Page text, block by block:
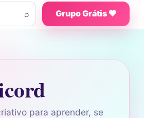
⌕ Grupo Grátis 💗
para aprender, se